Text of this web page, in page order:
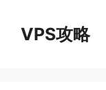
VPS攻略